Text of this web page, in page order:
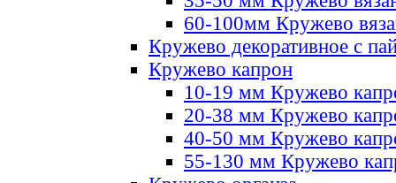
60-100мм Кружево
Кружево декоративное с
Кружево капрон
10-19 мм Кружево
20-38 мм Кружево
40-50 мм Кружево
55-130 мм Кружево